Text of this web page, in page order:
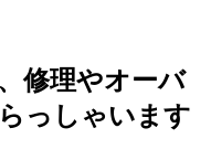
修理やオーバ
っしゃいます